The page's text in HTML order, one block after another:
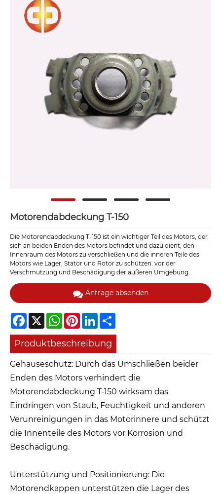
Motorendabdeckung T-150
Die Motorendabdeckung T-150 ist ein wichtiger Teil des Motors, der
sich an beiden Enden des Motors befindet und dazu dient, den
Innenraum des Motors zu verschließen und die inneren Teile des
Motors wie Lager, Stator und Rotor zu schützen. vor der
Verschmutzung und Beschädigung der äußeren Umgebung.
Anfrage absenden
Facebook
X WhatsAppPinterestLinkedIn
Produktbeschreibung
Gehäuseschutz: Durch das Umschließen beider
Enden des Motors verhindert die
Motorendabdeckung T-150 wirksam das
Eindringen von Staub, Feuchtigkeit und anderen
Verunreinigungen in das Motorinnere und schützt
die Innenteile des Motors vor Korrosion und
Beschädigung.
Unterstützung und Positionierung: Die
Motorendkappen unterstützen die Lager des